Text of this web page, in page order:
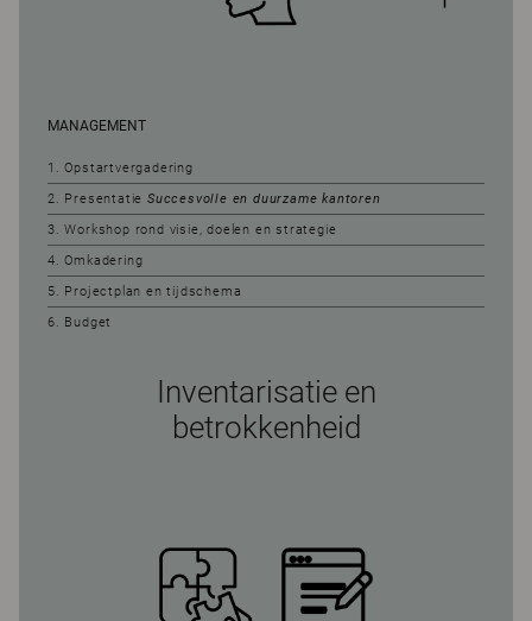
MANAGEMENT
1. Opstartvergadering
2. Presentatie Succesvolle en duurzame kantoren
3. Workshop rond visie, doelen en strategie
4. Omkadering
5. Projectplan en tijdschema
6. Budget
Inventarisatie en
betrokkenheid